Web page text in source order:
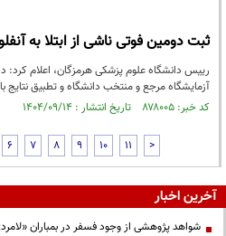
ثبت دومین فوتی ناشی از ابتلا به
رییس دانشگاه علوم پزشکی هرمزگان، اعلام کرد:
آزمایشگاه مرجع و منتخب دانشگاه و تطبیق نتایج
کد خبر: ۸۷۸۰۰۵ تاریخ انتشار : ۱۴۰۴/۰۹/۱۴
6 7 8 9 10 11 >
آخرین اخبار
شواهد پژوهشی از وجود فسفر در بمباران